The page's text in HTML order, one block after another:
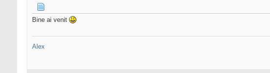
Bine ai venit
Alex